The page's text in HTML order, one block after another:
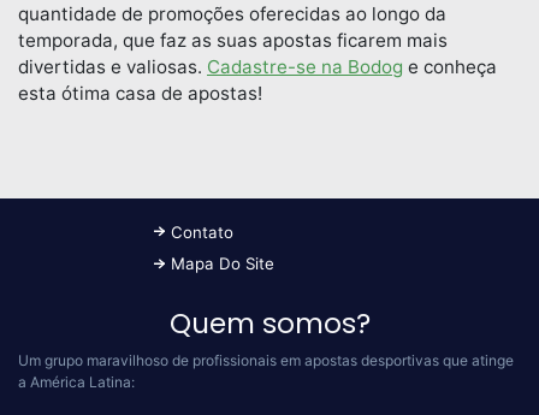
quantidade de promoções oferecidas ao longo da
temporada, que faz as suas apostas ficarem mais
divertidas e valiosas. Cadastre-se na Bodog e conheça
esta ótima casa de apostas!
Contato
Mapa Do Site
Quem somos?
Um grupo maravilhoso de profissionais em apostas desportivas que atinge
a América Latina: